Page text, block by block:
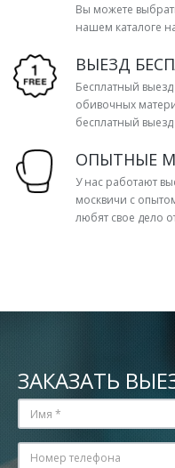
Вы можете
нашем каталоге
ВЫЕЗД
Бесплатный
обивочных
бесплатный
ОПЫТНЫЕ
У нас работают
москвичи с
любят свое дело
ЗАКАЗАТЬ